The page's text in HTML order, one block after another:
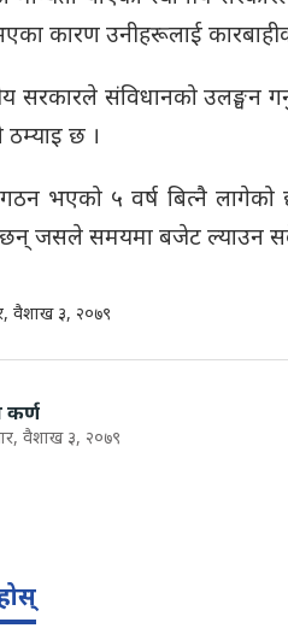
कारण उनीहरूलाई
सरकारले संविधानको उलङ्घन
ठम्याइ छ ।
भएको ५ वर्ष बित्नै
छन् जसले समयमा बजेट ल्याउन
वैशाख ३, २०७९
कर्ण
वैशाख ३, २०७९